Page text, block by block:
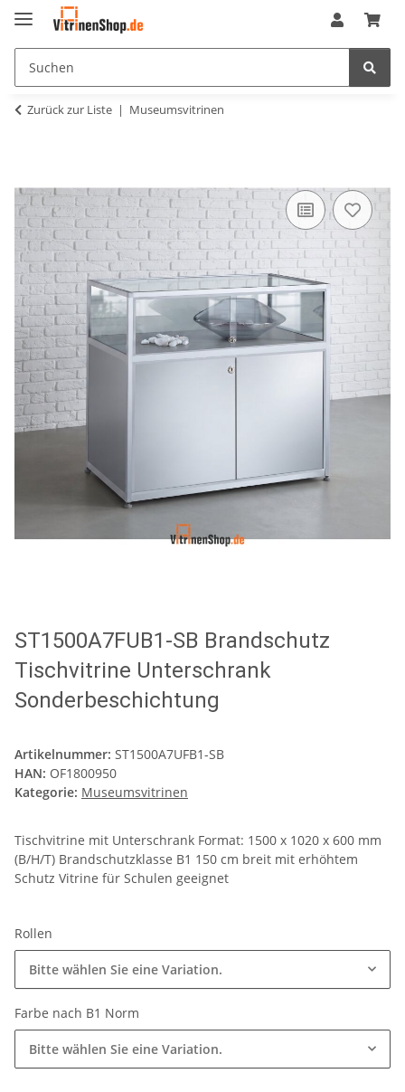
Zurück zur Liste Museumsvitrinen
ST1500A7FUB1-SB Brandschutz
Tischvitrine Unterschrank
Sonderbeschichtung
Artikelnummer: ST1500A7UFB1-SB
HAN: OF1800950
Kategorie: Museumsvitrinen
Tischvitrine mit Unterschrank Format: 1500 x 1020 x 600 mm
(B/H/T) Brandschutzklasse B1 150 cm breit mit erhöhtem
Schutz Vitrine für Schulen geeignet
Rollen
Bitte wählen Sie eine Variation.
Farbe nach B1 Norm
Bitte wählen Sie eine Variation.